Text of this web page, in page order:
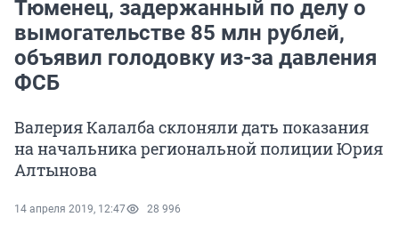
Тюменец, задержанный по делу о
вымогательстве 85 млн рублей,
объявил голодовку из-за давления
ФСБ
Валерия Калалба склоняли дать показания
на начальника региональной полиции Юрия
Алтынова
14 апреля 2019, 12:47 28 996